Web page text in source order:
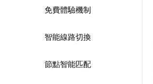
免費體驗機制
智能線路切換
節點智能匹配